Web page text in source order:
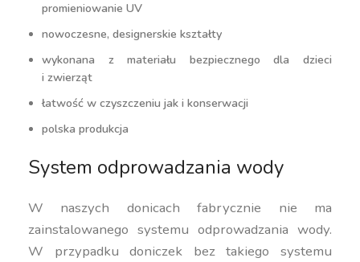
promieniowanie UV
nowoczesne, designerskie kształty
wykonana z materiału bezpiecznego dla dzieci
i zwierząt
łatwość w czyszczeniu jak i konserwacji
polska produkcja
System odprowadzania wody
W naszych donicach fabrycznie nie ma
zainstalowanego systemu odprowadzania wody.
W przypadku doniczek bez takiego systemu